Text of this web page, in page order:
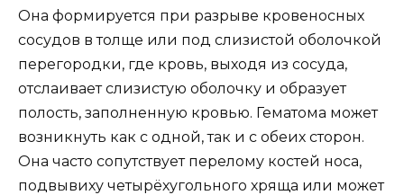
Она формируется при разрыве кровеносных
сосудов в толще или под слизистой оболочкой
перегородки, где кровь, выходя из сосуда,
отслаивает слизистую оболочку и образует
полость, заполненную кровью. Гематома может
возникнуть как с одной, так и с обеих сторон.
Она часто сопутствует перелому костей носа,
подвывиху четырёхугольного хряща или может